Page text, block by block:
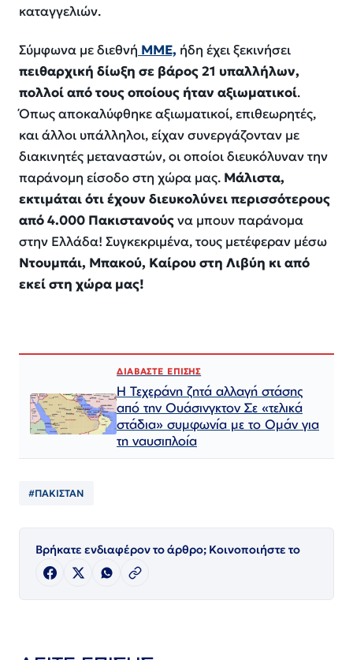
καταγγελιών.
Σύμφωνα με διεθνή ΜΜΕ, ήδη έχει ξεκινήσει
πειθαρχική δίωξη σε βάρος 21 υπαλλήλων,
πολλοί από τους οποίους ήταν αξιωματικοί.
Όπως αποκαλύφθηκε αξιωματικοί, επιθεωρητές,
και άλλοι υπάλληλοι, είχαν συνεργάζονταν με
διακινητές μεταναστών, οι οποίοι διευκόλυναν την
παράνομη είσοδο στη χώρα μας. Μάλιστα,
εκτιμάται ότι έχουν διευκολύνει περισσότερους
από 4.000 Πακιστανούςνα μπουν παράνομα
στην Ελλάδα! Συγκεκριμένα, τους μετέφεραν μέσω
Ντουμπάι, Μπακού, Καίρου στη Λιβύη κι από
εκεί στη χώρα μας!
ΔΙΑΒΑΣΤΕ ΕΠΙΣΗΣ
Η Τεχεράνη ζητά αλλαγή στάσης
από την Ουάσινγκτον Σε «τελικά
στάδια» συμφωνία με το Ομάν για
τη ναυσιπλοία
#ΠΑΚΙΣΤΑΝ
Βρήκατε ενδιαφέρον το άρθρο; Κοινοποιήστε το